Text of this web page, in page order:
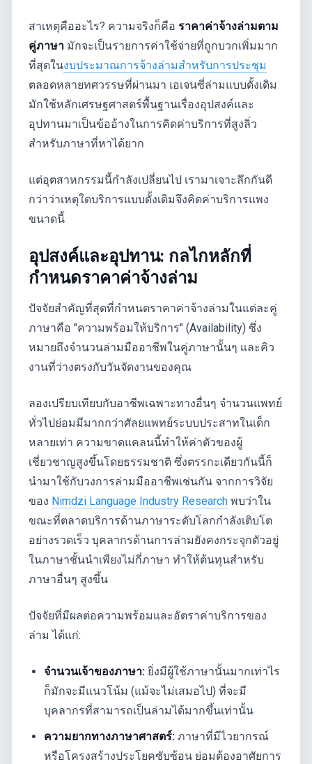
สาเหตุคืออะไร? ความจริงก็คือ ราคาค่าจ้างล่ามตาม
คู่ภาษา มักจะเป็นรายการค่าใช้จ่ายที่ถูกบวกเพิ่มมาก
ที่สุดในงบประมาณการจ้างล่ามสำหรับการประชุม
ตลอดหลายทศวรรษที่ผ่านมา เอเจนซี่ล่ามแบบดั้งเดิม
มักใช้หลักเศรษฐศาสตร์พื้นฐานเรื่องอุปสงค์และ
อุปทานมาเป็นข้ออ้างในการคิดค่าบริการที่สูงลิ่ว
สำหรับภาษาที่หาได้ยาก
แต่อุตสาหกรรมนี้กำลังเปลี่ยนไป เรามาเจาะลึกกันดี
กว่าว่าเหตุใดบริการแบบดั้งเดิมจึงคิดค่าบริการแพง
ขนาดนี้
อุปสงค์และอุปทาน: กลไกหลักที่
กำหนดราคาค่าจ้างล่าม
ปัจจัยสำคัญที่สุดที่กำหนดราคาค่าจ้างล่ามในแต่ละคู่
ภาษาคือ "ความพร้อมให้บริการ" (Availability) ซึ่ง
หมายถึงจำนวนล่ามมืออาชีพในคู่ภาษานั้นๆ และคิว
งานที่ว่างตรงกับวันจัดงานของคุณ
ลองเปรียบเทียบกับอาชีพเฉพาะทางอื่นๆ จำนวนแพทย์
ทั่วไปย่อมมีมากกว่าศัลยแพทย์ระบบประสาทในเด็ก
หลายเท่า ความขาดแคลนนี้ทำให้ค่าตัวของผู้
เชี่ยวชาญสูงขึ้นโดยธรรมชาติ ซึ่งตรรกะเดียวกันนี้ก็
นำมาใช้กับวงการล่ามมืออาชีพเช่นกัน จากการวิจัย
ของ Nimdzi Language Industry Research พบว่าใน
ขณะที่ตลาดบริการด้านภาษาระดับโลกกำลังเติบโต
อย่างรวดเร็ว บุคลากรด้านการล่ามยังคงกระจุกตัวอยู่
ในภาษาชั้นนำเพียงไม่กี่ภาษา ทำให้ต้นทุนสำหรับ
ภาษาอื่นๆ สูงขึ้น
ปัจจัยที่มีผลต่อความพร้อมและอัตราค่าบริการของ
ล่าม ได้แก่:
จำนวนเจ้าของภาษา: ยิ่งมีผู้ใช้ภาษานั้นมากเท่าไร
ก็มักจะมีแนวโน้ม (แม้จะไม่เสมอไป) ที่จะมี
บุคลากรที่สามารถเป็นล่ามได้มากขึ้นเท่านั้น
ความยากทางภาษาศาสตร์: ภาษาที่มีไวยากรณ์
หรือโครงสร้างประโยคซับซ้อน ย่อมต้องอาศัยการ